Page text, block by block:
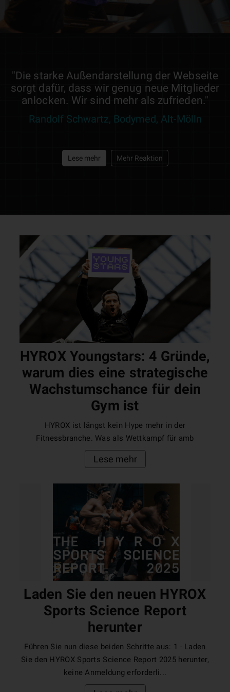
"Die starke Außendarstellung der Webseite
sorgt dafür, dass wir genug neue Mitglieder
anlocken. Wir sind mehr als zufrieden."
Randolf Schwartz, Bodymed, Alt-Mölln
Lese mehr Mehr Reaktion
HYROX Youngstars: 4 Gründe,
warum dies eine strategische
Wachstumschance für dein
Gym ist
HYROX ist längst kein Hype mehr in der
Fitnessbranche. Was als Wettkampf für amb
Lese mehr
Laden Sie den neuen HYROX
Sports Science Report
herunter
Führen Sie nun diese beiden Schritte aus: 1 - Laden
Sie den HYROX Sports Science Report 2025 herunter,
keine Anmeldung erforderli...